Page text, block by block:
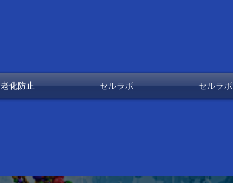
老化防止 セルラボ セルラボ